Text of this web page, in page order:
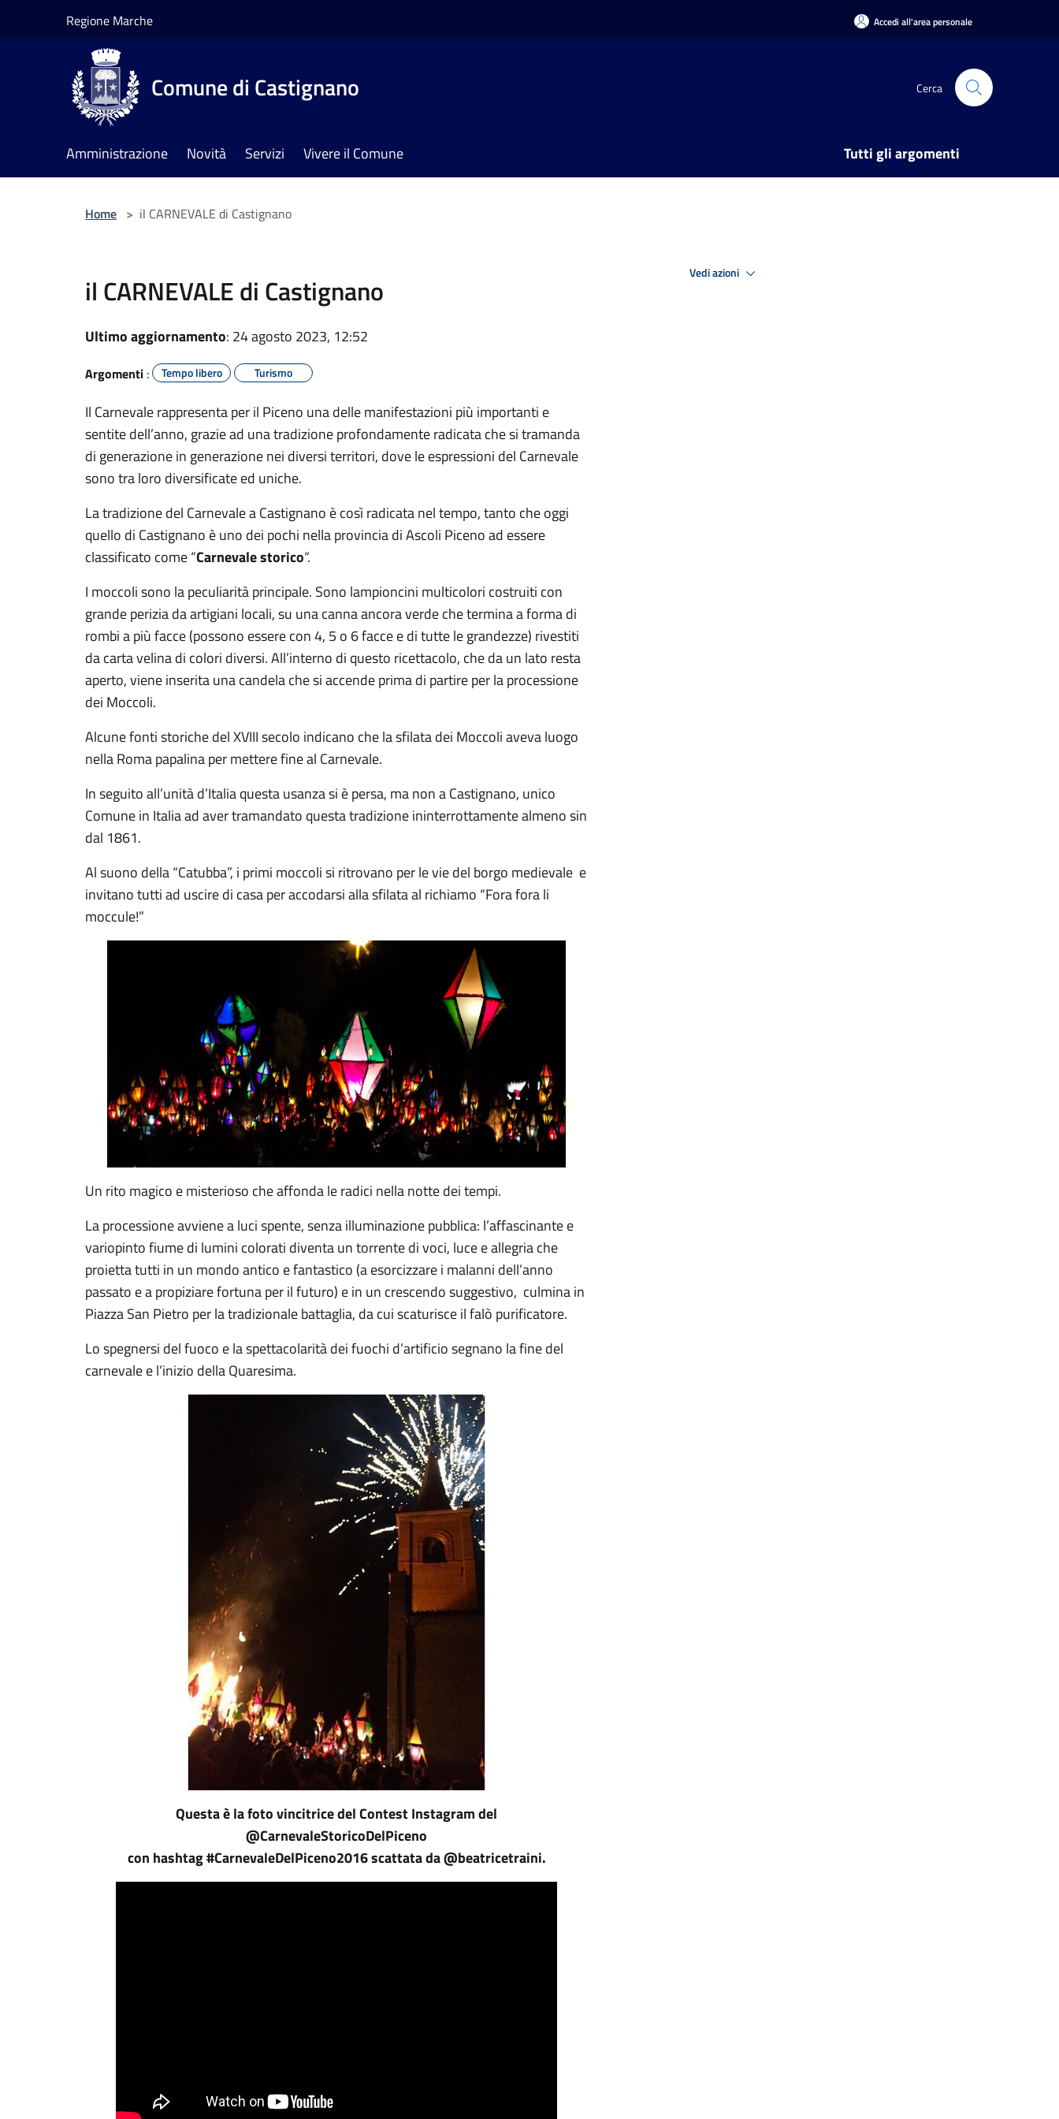
Regione Marche Accedi all'area personale
Comune di Castignano Cerca
Amministrazione Novità Servizi Vivere il Comune Tutti gli argomenti
Home > il CARNEVALE di Castignano
il CARNEVALE di Castignano
Ultimo aggiornamento: 24 agosto 2023, 12:52
Argomenti : Tempo libero Turismo
Il Carnevale rappresenta per il Piceno una delle manifestazioni più importanti e
sentite dell’anno, grazie ad una tradizione profondamente radicata che si tramanda
di generazione in generazione nei diversi territori, dove le espressioni del Carnevale
sono tra loro diversificate ed uniche.
La tradizione del Carnevale a Castignano è così radicata nel tempo, tanto che oggi
quello di Castignano è uno dei pochi nella provincia di Ascoli Piceno ad essere
classificato come “Carnevale storico“.
I moccoli sono la peculiarità principale. Sono lampioncini multicolori costruiti con
grande perizia da artigiani locali, su una canna ancora verde che termina a forma di
rombi a più facce (possono essere con 4, 5 o 6 facce e di tutte le grandezze) rivestiti
da carta velina di colori diversi. All’interno di questo ricettacolo, che da un lato resta
aperto, viene inserita una candela che si accende prima di partire per la processione
dei Moccoli.
Alcune fonti storiche del XVIII secolo indicano che la sfilata dei Moccoli aveva luogo
nella Roma papalina per mettere fine al Carnevale.
In seguito all’unità d’Italia questa usanza si è persa, ma non a Castignano, unico
Comune in Italia ad aver tramandato questa tradizione ininterrottamente almeno sin
dal 1861.
Al suono della “Catubba”, i primi moccoli si ritrovano per le vie del borgo medievale e
invitano tutti ad uscire di casa per accodarsi alla sfilata al richiamo “Fora fora li
moccule!”
Un rito magico e misterioso che affonda le radici nella notte dei tempi.
La processione avviene a luci spente, senza illuminazione pubblica: l’affascinante e
variopinto fiume di lumini colorati diventa un torrente di voci, luce e allegria che
proietta tutti in un mondo antico e fantastico (a esorcizzare i malanni dell’anno
passato e a propiziare fortuna per il futuro) e in un crescendo suggestivo, culmina in
Piazza San Pietro per la tradizionale battaglia, da cui scaturisce il falò purificatore.
Lo spegnersi del fuoco e la spettacolarità dei fuochi d’artificio segnano la fine del
carnevale e l’inizio della Quaresima.
Questa è la foto vincitrice del Contest Instagram del
@CarnevaleStoricoDelPiceno
con hashtag #CarnevaleDelPiceno2016 scattata da @beatricetraini.
Vedi azioni